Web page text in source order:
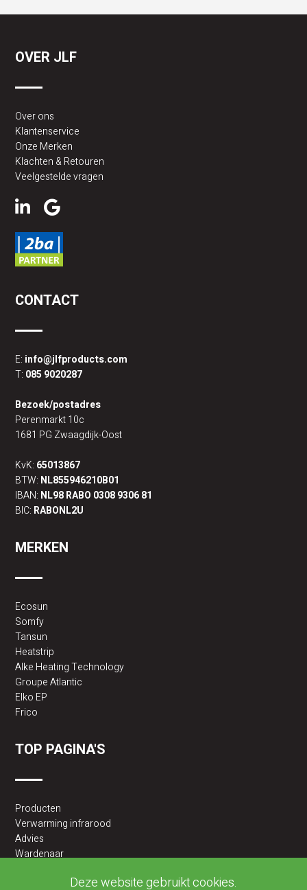
OVER JLF
Over ons
Klantenservice
Onze Merken
Klachten & Retouren
Veelgestelde vragen
CONTACT
E: info@jlfproducts.com
T: 085 9020287
Bezoek/postadres
Perenmarkt 10c
1681 PG Zwaagdijk-Oost
KvK: 65013867
BTW: NL855946210B01
IBAN: NL98 RABO 0308 9306 81
BIC: RABONL2U
MERKEN
Ecosun
Somfy
Tansun
Heatstrip
Alke Heating Technology
Groupe Atlantic
Elko EP
Frico
TOP PAGINA'S
Producten
Verwarming infrarood
Advies
Wardenaar
Deze website gebruikt cookies.